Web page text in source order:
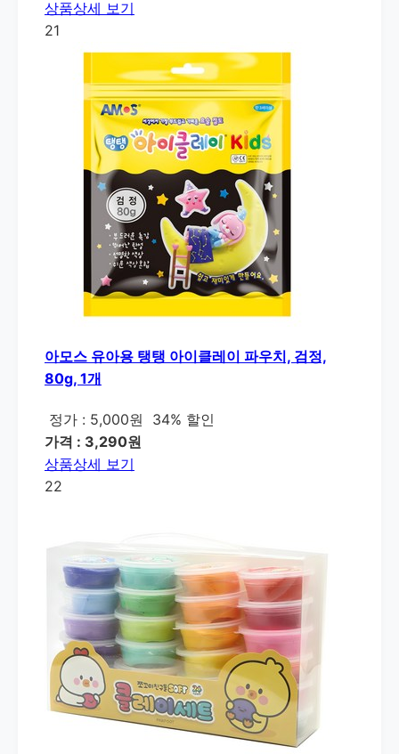
상품상세 보기
21
아모스 유아용 탱탱 아이클레이 파우치, 검정,
80g, 1개
정가 : 5,000원
34% 할인
가격 : 3,290원
상품상세 보기
22